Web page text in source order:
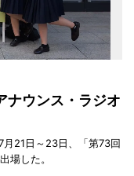
ウンス・ラジオ
21日～23日、「第73回
場した。